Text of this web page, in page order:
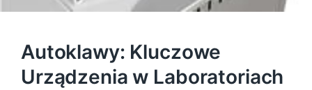
Autoklawy: Kluczowe
Urządzenia w Laboratoriach